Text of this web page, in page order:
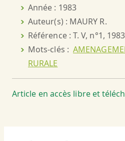
Année : 1983
Auteur(s) : MAURY R.
Référence : T. V, n°1,
Mots-clés :
RURALE
Article en accès libre et